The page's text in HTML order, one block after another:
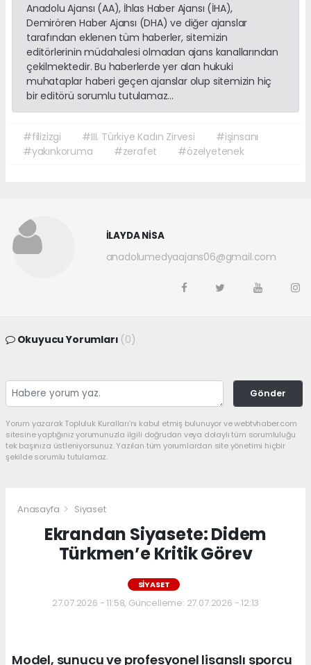
Anadolu Ajansı (AA), İhlas Haber Ajansı (İHA),
Demirören Haber Ajansı (DHA) ve diğer ajanslar
tarafından eklenen tüm haberler, sitemizin
editörlerinin müdahalesi olmadan ajans kanallarından
çekilmektedir. Bu haberlerde yer alan hukuki
muhataplar haberi geçen ajanslar olup sitemizin hiç
bir editörü sorumlu tutulamaz...
#filizizgi #III. Türkiye Kadın Zirvesi
#işinsanı
#yakınkoruma
#zerafet #özelyetenek
İLAYDA NİSA
anadolumedyaajans06@gmail.com
Okuyucu Yorumları (0)
Gönder
Yorum yazarak Topluluk Kuralları’nı kabul etmiş bulunuyor ve webtvhaber.com
sitesine yaptığınız yorumunuzla ilgili doğrudan veya dolaylı tüm sorumluluğu
tek başınıza üstleniyorsunuz. Yazılan tüm yorumlardan site yönetimi hiçbir
şekilde sorumlu tutulamaz.
Anasayfa Siyaset
Ekrandan Siyasete: Didem
Türkmen’e Kritik Görev
SIYASET
27.07.2026 - 11:58, Güncelleme: 27.07.2026 - 12:13
Model, sunucu ve profesyonel lisanslı sporcu